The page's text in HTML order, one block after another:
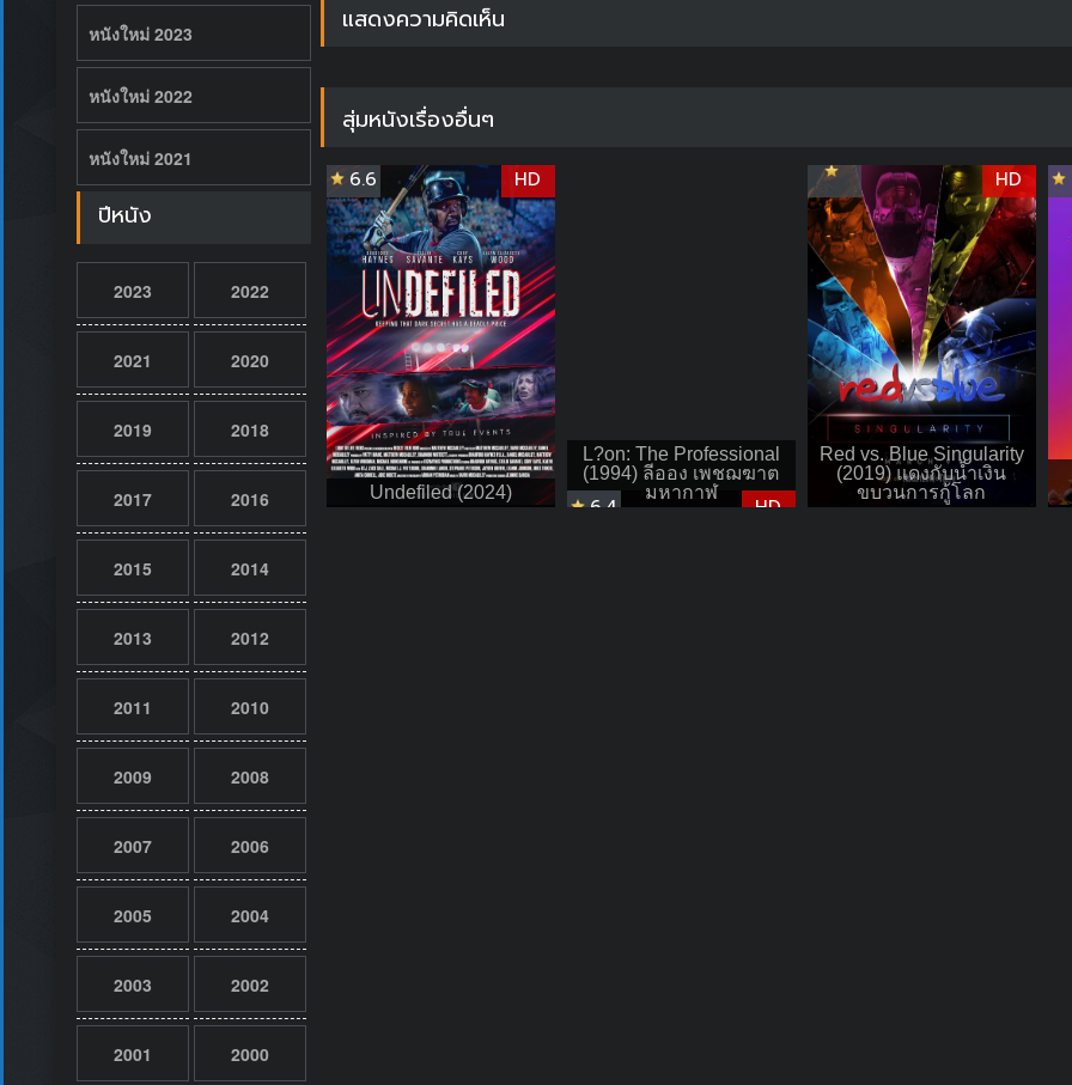
หนังใหม่ 2023
หนังใหม่ 2022
หนังใหม่ 2021
ปีหนัง
2023 2022
2021 2020
2019 2018
2017 2016
2015 2014
2013 2012
2011 2010
2009 2008
2007 2006
2005 2004
2003 2002
2001 2000
แสดงความคิดเห็น
สุ่มหนังเรื่องอื่นๆ
Undefiled (2024)
6.6 HD
L?on: The Professional
(1994) ลีออง เพชฌฆาต
มหากาฬ
6.4 HD
Red vs. Blue Singularity
(2019) แดงกับน้ำเงิน
ขบวนการกู้โลก
HD